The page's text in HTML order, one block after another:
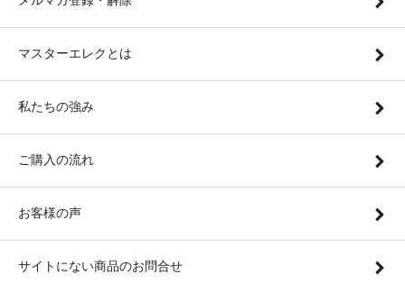
マスターエレクとは
私たちの強み
ご購入の流れ
お客様の声
サイトにない商品のお問合せ